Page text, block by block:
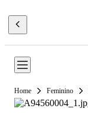
Feminino